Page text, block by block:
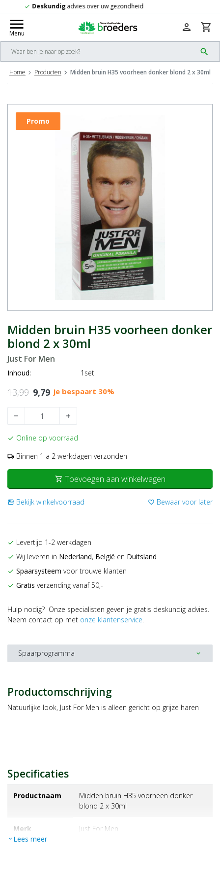
check Gratisverzending vanaf 50,-
menu
Menu
search
person shopping_cart
Home Producten Midden bruin H35 voorheen donker blond 2 x 30ml
Promo
Midden bruin H35 voorheen donker
blond 2 x 30ml
Just For Men
Inhoud: 1set
13,99 9,79 je bespaart 30%
remove add
check Online op voorraad
local_shipping Binnen 1 a 2 werkdagen verzonden
shopping_cart Toevoegen aan winkelwagen
storefront Bekijk winkelvoorraad favorite_border Bewaar voor later
check Levertijd 1-2 werkdagen
check Wij leveren in Nederland, België en Duitsland
check Spaarsysteem voor trouwe klanten
check Gratis verzending vanaf 50,-
Hulp nodig? Onze specialisten geven je gratis deskundig advies.
Neem contact op met onze klantenservice.
Spaarprogramma expand_more
Productomschrijving
Natuurlijke look, Just For Men is alleen gericht op grijze haren
Specificaties
Productnaam
Midden bruin H35 voorheen donker
blond 2 x 30ml
Merk just for men
expand_more Lees meer